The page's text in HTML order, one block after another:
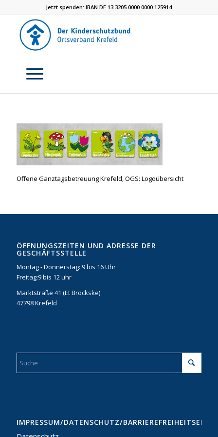
Jetzt spenden: IBAN DE 13 3205 0000 0000 125914
Offene Ganztagsbetreuung Krefeld, OGS: Logoübersicht
ÖFFNUNGSZEITEN UND ADRESSE DER
GESCHÄFTSSTELLE
Montag - Donnerstag: 9 bis 16 Uhr
Freitag:9 bis 12 uhr
Marktstraße 41 (Et Bröckske)
47798 Krefeld
IMPRESSUM/DATENSCHUTZ/